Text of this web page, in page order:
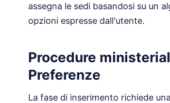
assegna le sedi basandosi su un
opzioni espresse dall'utente.
Procedure
Preferenze
La fase di inserimento richiede